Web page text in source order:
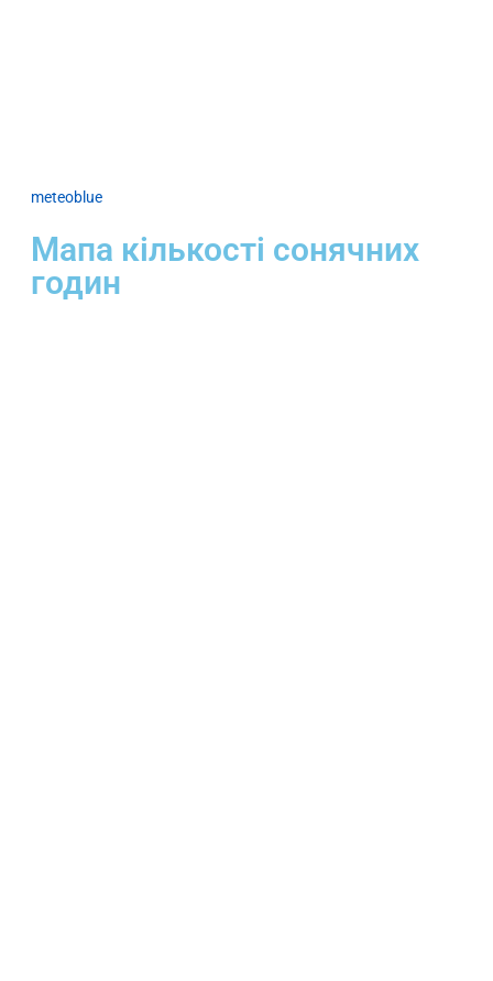
meteoblue
Мапа кількості сонячних
годин